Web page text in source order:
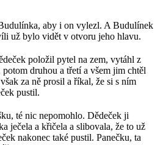
aby i on vylezl. A Budulínek
už bylo vidět v otvoru jeho hlavu.
položil pytel na zem, vytáhl z
druhou a třetí a všem jim chtěl
za ně prosil a říkal, že si s ním
pustil.
té nic nepomohlo. Dědeček ji
ječela a křičela a slibovala, že to už
nakonec také pustil. Panečku, ta